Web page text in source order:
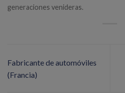
generaciones venideras.
Fabricante de automóviles
(Francia)